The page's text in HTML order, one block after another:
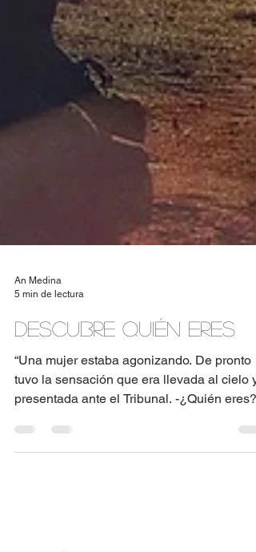
5 min de lectura
Descubre Quién Eres
“Una mujer estaba agonizando. De pronto
tuvo la sensación que era llevada al cielo y
presentada ante el Tribunal. -¿Quién eres? -